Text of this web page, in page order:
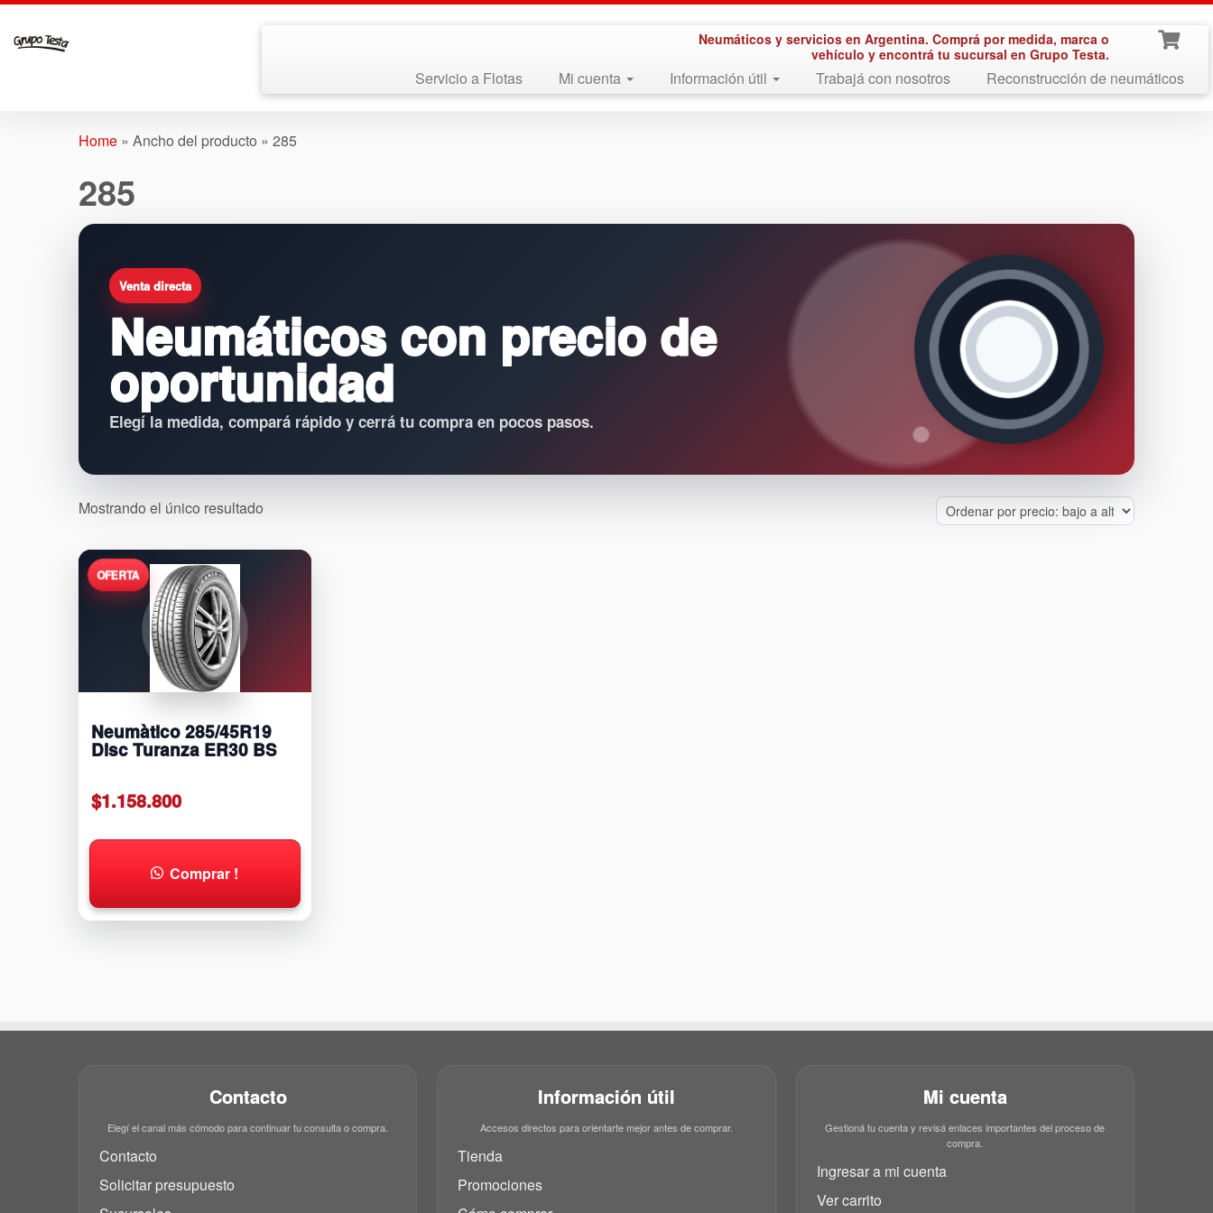
Neumáticos y servicios en Argentina. Comprá por medida, marca o
vehículo y encontrá tu sucursal en Grupo Testa.
Servicio a Flotas Mi cuenta Información útil Trabajá con nosotros Reconstrucción de neumáticos
Home » Ancho del producto » 285
285
Venta directa
Neumáticos con precio de
oportunidad
Elegí la medida, compará rápido y cerrá tu compra en pocos pasos.
Mostrando el único resultado
Neumàtico 285/45R19
Disc Turanza ER30 BS
$1.158.800
Comprar !
Contacto
Elegí el canal más cómodo para continuar tu consulta o compra.
Contacto
Solicitar presupuesto
Información útil
Accesos directos para orientarte mejor antes de comprar.
Tienda
Promociones
Mi cuenta
Gestioná tu cuenta y revisá enlaces importantes del proceso de
compra.
Ingresar a mi cuenta
Ver carrito